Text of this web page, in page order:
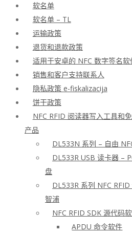
软名单
软名单 – TL
运输政策
退货和退款政策
适用于安卓的 NFC 数字签名软
销售和客户支持联系人
隐私政策 e-fiskalizacija
饼干政策
NFC RFID 阅读器写入工具和
产品
DL533N 系列 – 自由
DL533R USB 读卡器 –
盘
DL533R 系列 NFC
智浦
NFC RFID SDK 源代码
APDU 命令软件